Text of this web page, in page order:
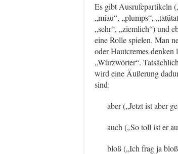
Es gibt Ausrufepartikeln
„miau“, „plumps“,
„sehr“, „ziemlich“) und
eine Rolle spielen. Man
oder Hautcremes
„Würzwörter“.
wird eine Äußerung
sind:
aber („Jetzt ist aber
auch („So toll ist er
bloß („Ich frag ja